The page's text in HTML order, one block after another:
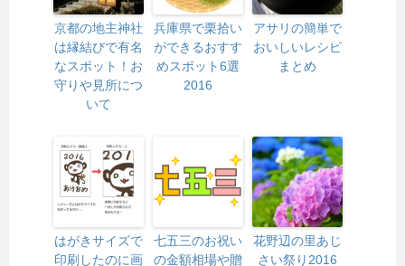
京都の地主神社
は縁結びで有名
なスポット！お
守りや見所につ
いて
兵庫県で栗拾い
ができるおすす
めスポット6選
2016
アサリの簡単で
おいしいレシピ
まとめ
はがきサイズで
印刷したのに画
七五三のお祝い
の金額相場や贈
花野辺の里あじ
さい祭り2016